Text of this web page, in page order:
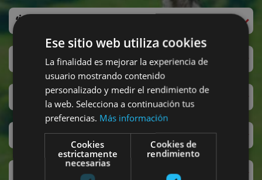
Ocio y diversión
San Fermín
Accesibilidad
Turismo regenerativo
Ese sitio web utiliza cookies
La finalidad es mejorar la experiencia de
usuario mostrando contenido
personalizado y medir el rendimiento de
la web. Selecciona a continuación tus
preferencias. Más información
Cookies
estrictamente
necesarias
Cookies de
rendimiento